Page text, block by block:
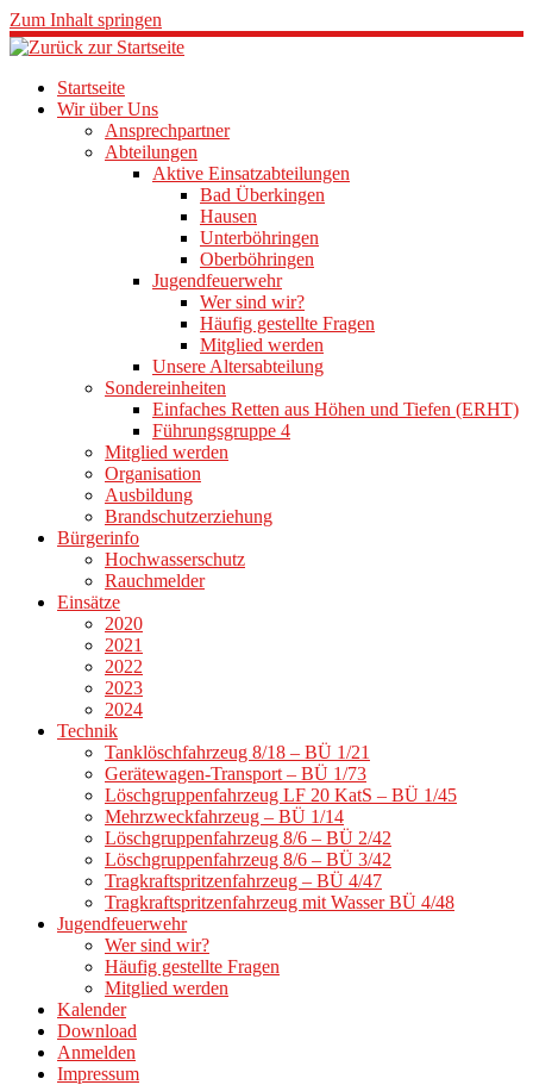
Zum Inhalt springen
Startseite
Wir über Uns
Ansprechpartner
Abteilungen
Aktive Einsatzabteilungen
Bad Überkingen
Hausen
Unterböhringen
Oberböhringen
Jugendfeuerwehr
Wer sind wir?
Häufig gestellte Fragen
Mitglied werden
Unsere Altersabteilung
Sondereinheiten
Einfaches Retten aus Höhen und Tiefen (ERHT)
Führungsgruppe 4
Mitglied werden
Organisation
Ausbildung
Brandschutzerziehung
Bürgerinfo
Hochwasserschutz
Rauchmelder
Einsätze
2020
2021
2022
2023
2024
Technik
Tanklöschfahrzeug 8/18 – BÜ 1/21
Gerätewagen-Transport – BÜ 1/73
Löschgruppenfahrzeug LF 20 KatS – BÜ 1/45
Mehrzweckfahrzeug – BÜ 1/14
Löschgruppenfahrzeug 8/6 – BÜ 2/42
Löschgruppenfahrzeug 8/6 – BÜ 3/42
Tragkraftspritzenfahrzeug – BÜ 4/47
Tragkraftspritzenfahrzeug mit Wasser BÜ 4/48
Jugendfeuerwehr
Wer sind wir?
Häufig gestellte Fragen
Mitglied werden
Kalender
Download
Anmelden
Impressum